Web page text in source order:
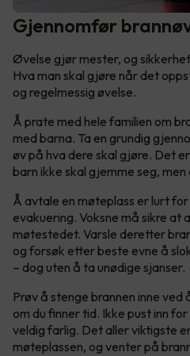
Gjennomfør
Øvelse gjør mester, og
Hva man skal gjøre når det
og regelmessig øvelse.
Å prate med hele familien om
med barna. Ta en grundig
øv på hva dere skal gjøre. Det
barn ikke skal gjemme seg,
Å avtale en møteplass er lurt
evakuering. Voksne må sikre at
møtestedet. Varsle deretter
og forsøk etter beste evne å
– dog uten å ta unødige sjanser.
Prøv å stenge brannen inne ved
om du finner tid. Ikke pust inn
veldig farlig. Det aller viktigste
møteplassen, og venter på